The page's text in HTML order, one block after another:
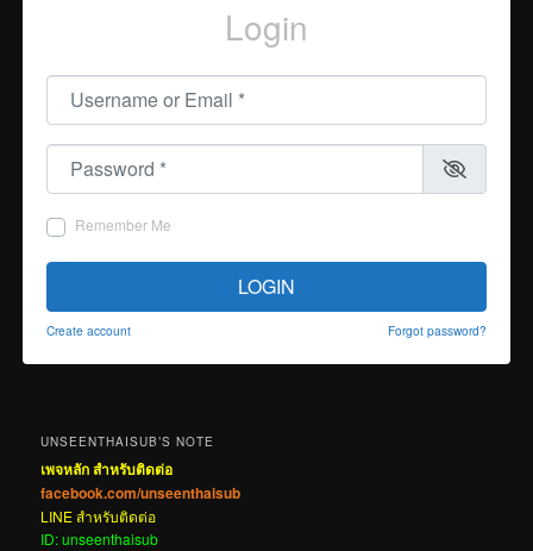
Login
Username or Email
Password
Remember Me
LOGIN
Create account Forgot password?
UNSEENTHAISUB’S NOTE
เพจหลัก สำหรับติดต่อ
facebook.com/unseenthaisub
LINE สำหรับติดต่อ
ID: unseenthaisub